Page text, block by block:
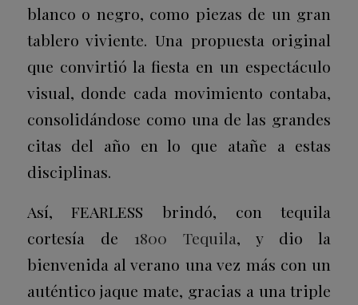
blanco o negro, como piezas de un gran
tablero viviente. Una propuesta original
que convirtió la fiesta en un espectáculo
visual, donde cada movimiento contaba,
consolidándose como una de las grandes
citas del año en lo que atañe a estas
disciplinas.
Así, FEARLESS brindó, con tequila
cortesía de 1800 Tequila, y dio la
bienvenida al verano una vez más con un
auténtico jaque mate, gracias a una triple